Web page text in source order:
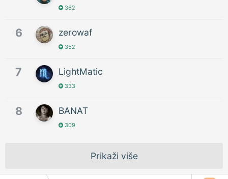
362
6 zerowaf
352
7 LightMatic
333
8 BANAT
309
Prikaži više